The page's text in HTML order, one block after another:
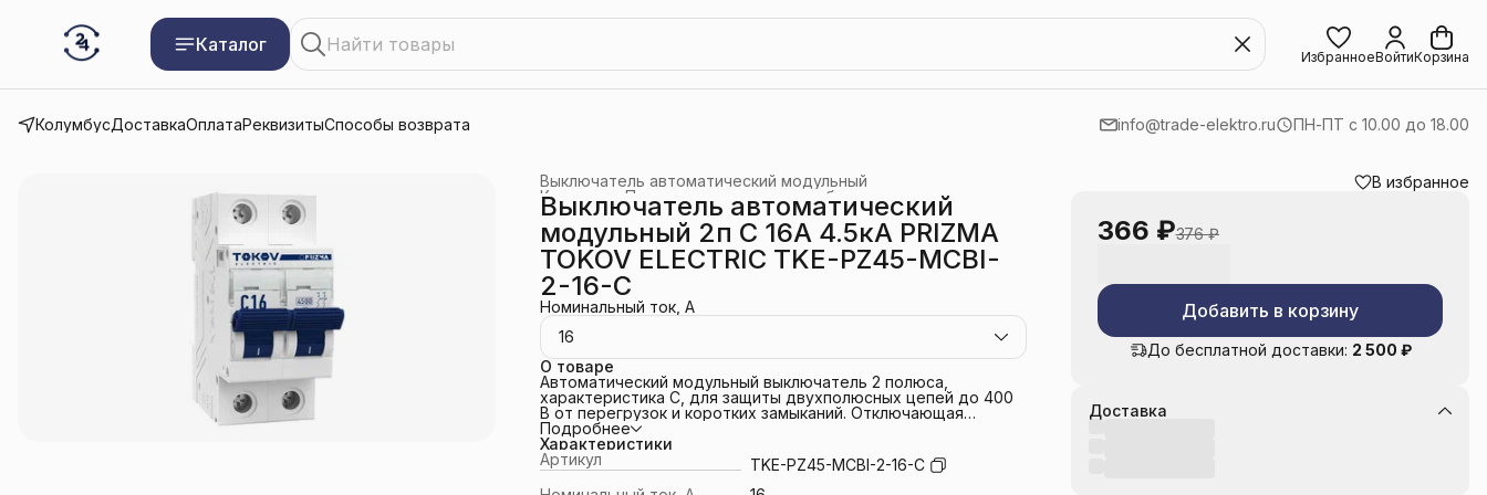
Каталог
ИзбранноеВойтиКорзина
КолумбусДоставкаОплатаРеквизитыСпособы возврата info@trade-elektro.ru ПН-ПТ с 10.00 до 18.00
Выключатель автоматический модульный
Промышленное электрооборудование
›
Каталог
Главная ›
Выключатель автоматический
модульный 2п C 16А 4.5кА PRIZMA
TOKOV ELECTRIC TKE-PZ45-MCBI-
2-16-C
Номинальный ток, А
16
О товаре
Автоматический модульный выключатель 2 полюса,
характеристика C, для защиты двухполюсных цепей до 400
В от перегрузок и коротких замыканий. Отключающая
способность 4.5 кА соответствует применению в
стандартных жилых и небольших коммерческих сетях с
ограниченными токами короткого замыкания. Монтаж на DIN-
рейку, ширина 2 модуля, степень защиты IP20. Подходит для
бытовых и коммерческих распределительных щитов.
Подробнее
Характеристики
Артикул
TKE-PZ45-MCBI-2-16-C
В избранное
366 ₽376 ₽
Добавить в корзину
До бесплатной доставки: 2 500 ₽
Доставка